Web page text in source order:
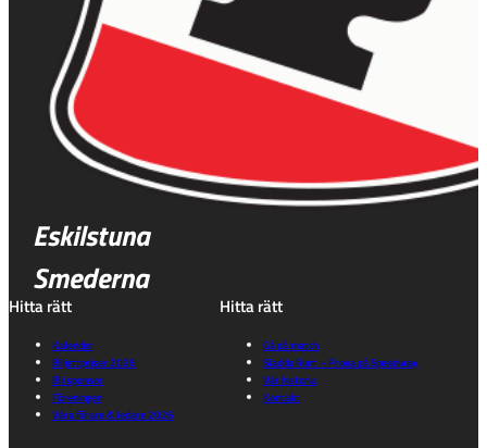
Eskilstuna
Smederna
Hitta rätt
Kalender
Biljettpriser 2026
Bli sponsor
Föreningen
Våra förare & ledare 2026
Hitta rätt
Gå på match
Sladda Runt – Prova på Speedway
Vår historia
Kontakt